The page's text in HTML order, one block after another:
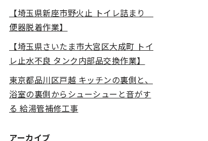
【埼玉県新座市野火止 トイレ詰まり
便器脱着作業】
【埼玉県さいたま市大宮区大成町 トイ
レ止水不良 タンク内部品交換作業】
東京都品川区戸越 キッチンの裏側と、
浴室の裏側からシューシューと音がす
る 給湯管補修工事
アーカイブ